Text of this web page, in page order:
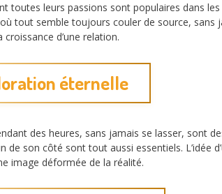
leurs passions sont populaires dans
tout semble toujours couler de source, sans
d’une relation.
éternelle
des heures, sans jamais se lasser, sont
son côté sont tout aussi essentiels. L’idée
image déformée de la réalité.